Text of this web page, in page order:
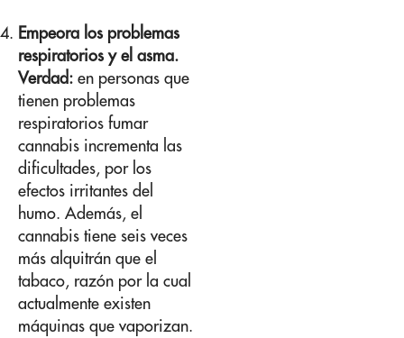
Empeora los problemas
respiratorios y el asma.
Verdad: en personas que
tienen problemas
respiratorios fumar
cannabis incrementa las
dificultades, por los
efectos irritantes del
humo. Además, el
cannabis tiene seis veces
más alquitrán que el
tabaco, razón por la cual
actualmente existen
máquinas que vaporizan.